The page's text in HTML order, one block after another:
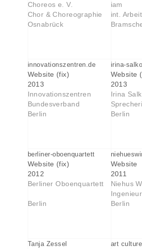
Choreos e. V.
Chor & Choreographie
Osnabrück
iam
int.
innovationszentren.de
Website (fix)
2013
Innovationszentren
Bundesverband
Berlin
irina-
Website
2013
Irina
Berlin
berliner-oboenquartett
Website (fix)
2012
Berliner Oboenquartett
Berlin
Website
2011
Niehus
Berlin
Tanja Zessel art